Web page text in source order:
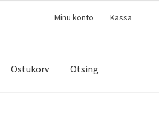
Minu konto Kassa
Ostukorv Otsing